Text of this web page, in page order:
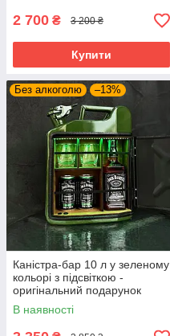
2 700 ₴ 3 200 ₴
Купити
Без алкоголю –13%
Каністра-бар 10 л у зеленому
кольорі з підсвіткою -
оригінальний подарунок
автолюбителю, чоловікові,
хлопцеві, шефу
В наявності